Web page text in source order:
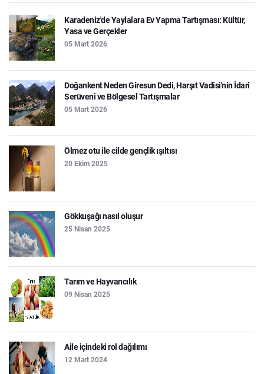
Karadeniz'de Yaylalara Ev Yapma Tartışması: Kültür,
Yasa ve Gerçekler
05 Mart 2026
Doğankent Neden Giresun Dedi, Harşıt Vadisi'nin İdari
Serüveni ve Bölgesel Tartışmalar
05 Mart 2026
Ölmez otu ile cilde gençlik ışıltısı
20 Ekim 2025
Gökkuşağı nasıl oluşur
25 Nisan 2025
Tarım ve Hayvancılık
09 Nisan 2025
Aile içindeki rol dağılımı
12 Mart 2024